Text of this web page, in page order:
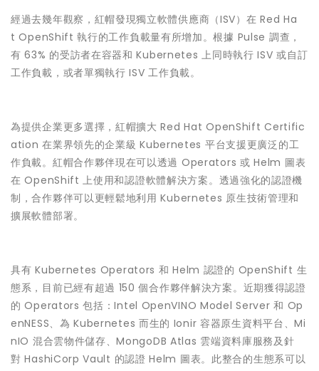
經過去幾年觀察，紅帽發現獨立軟體供應商（ISV）在 Red Ha
t OpenShift 執行的工作負載量有所增加。根據 Pulse 調查，
有 63% 的受訪者在容器和 Kubernetes 上同時執行 ISV 或自訂
工作負載，或者單獨執行 ISV 工作負載。
為提供企業更多選擇，紅帽擴大 Red Hat OpenShift Certific
ation 在業界領先的企業級 Kubernetes 平台支援更廣泛的工
作負載。紅帽合作夥伴現在可以透過 Operators 或 Helm 圖表
在 OpenShift 上使用和認證軟體解決方案。透過強化的認證機
制，合作夥伴可以更輕鬆地利用 Kubernetes 原生技術管理和
擴展軟體部署。
具有 Kubernetes Operators 和 Helm 認證的 OpenShift 生
態系，目前已經有超過 150 個合作夥伴解決方案。近期獲得認證
的 Operators 包括：Intel OpenVINO Model Server 和 Op
enNESS、為 Kubernetes 而生的 Ionir 容器原生資料平台、Mi
nIO 混合雲物件儲存、MongoDB Atlas 雲端資料庫服務及針
對 HashiCorp Vault 的認證 Helm 圖表。此整合的生態系可以